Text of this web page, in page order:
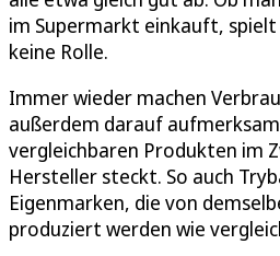
im Supermarkt einkauft,
keine Rolle.
Immer wieder machen
außerdem darauf
vergleichbaren Produkten im
Hersteller steckt. So auch
Eigenmarken, die von
produziert werden wie